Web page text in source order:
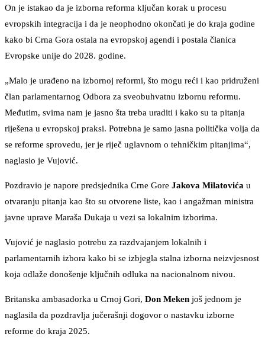
On je istakao da je izborna reforma ključan korak u procesu
evropskih integracija i da je neophodno okončati je do kraja godine
kako bi Crna Gora ostala na evropskoj agendi i postala članica
Evropske unije do 2028. godine.
„Malo je urađeno na izbornoj reformi, što mogu reći i kao pridruženi
član parlamentarnog Odbora za sveobuhvatnu izbornu reformu.
Međutim, svima nam je jasno šta treba uraditi i kako su ta pitanja
riješena u evropskoj praksi. Potrebna je samo jasna politička volja da
se reforme sprovedu, jer je riječ uglavnom o tehničkim pitanjima“,
naglasio je Vujović.
Pozdravio je napore predsjednika Crne Gore Jakova Milatovića u
otvaranju pitanja kao što su otvorene liste, kao i angažman ministra
javne uprave Maraša Dukaja u vezi sa lokalnim izborima.
Vujović je naglasio potrebu za razdvajanjem lokalnih i
parlamentarnih izbora kako bi se izbjegla stalna izborna neizvjesnost
koja odlaže donošenje ključnih odluka na nacionalnom nivou.
Britanska ambasadorka u Crnoj Gori, Don Meken još jednom je
naglasila da pozdravlja jučerašnji dogovor o nastavku izborne
reforme do kraja 2025.